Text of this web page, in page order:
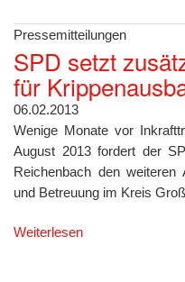
Pressemitteilungen
SPD setzt
für
06.02.2013
Wenige Monate vor
August 2013 fordert der
Reichenbach den weiteren
und Betreuung im Kreis
Weiterlesen